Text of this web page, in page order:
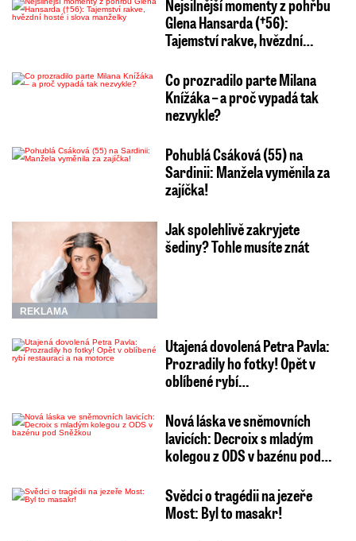
Nejsilnější momenty z pohřbu
Glena Hansarda (†56):
Tajemství rakve, hvězdní…
Co prozradilo parte Milana
Knížáka – a proč vypadá tak
nezvykle?
Pohublá Csáková (55) na
Sardinii: Manžela vyměnila za
zajíčka!
REKLAMA
Jak spolehlivě zakryjete
šediny? Tohle musíte znát
Utajená dovolená Petra Pavla:
Prozradily ho fotky! Opět v
oblíbené rybí…
Nová láska ve sněmovních
lavicích: Decroix s mladým
kolegou z ODS v bazénu pod…
Svědci o tragédii na jezeře
Most: Byl to masakr!